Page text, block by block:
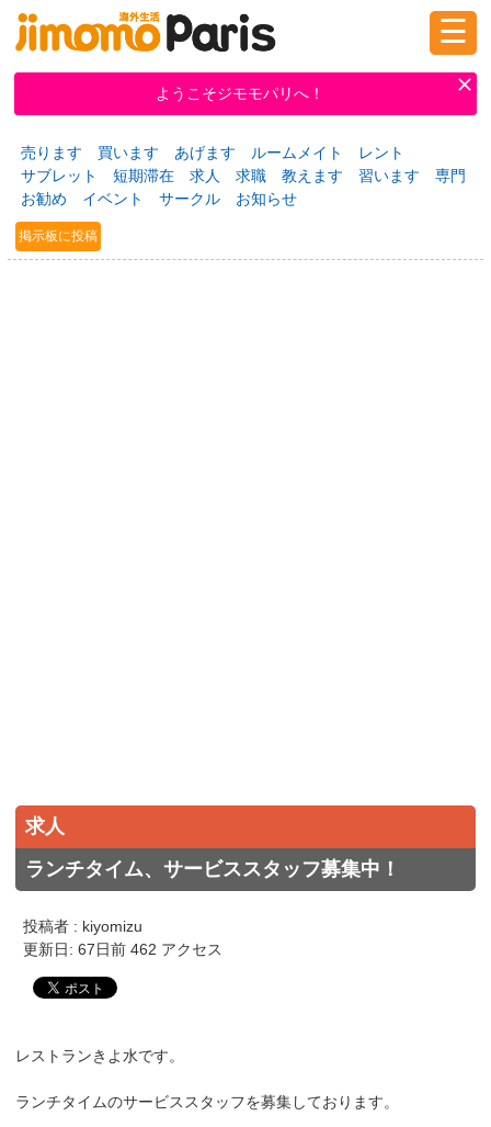
ログイン 新規登録
掲示板 タウン情報 教えて！
ニュース
☰
ようこそジモモパリへ！
売ります 買います あげます ルームメイト
レント
サブレット
短期滞在 求人 求職 教えます 習います
専門
お勧め
イベント サークル お知らせ
掲示板に投稿
求人
ランチタイム、サービススタッフ募集中！
投稿者 : kiyomizu
更新日: 67日前 462 アクセス
レストランきよ水です。
ランチタイムのサービススタッフを募集しております。